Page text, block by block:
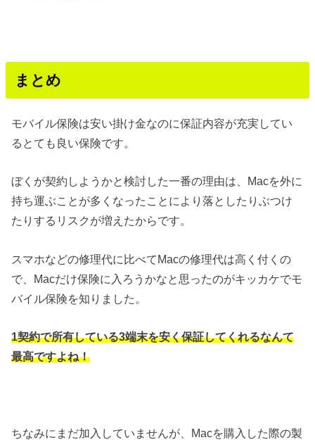
まとめ
モバイル保険は安い掛け金なのに保証内容が充実してい
るとても良い保険です。
ぼくが契約しようかと検討した一番の理由は、Macを外に
持ち運ぶことが多くなったことにより落としたりぶつけ
たりするリスクが増えたからです。
スマホなどの修理代に比べてMacの修理代は高く付くの
で、Macだけ保険に入ろうかなと思ったのがキッカケでモ
バイル保険を知りました。
1契約で所有している3端末を安く保証してくれるなんて
最高ですよね！
ちなみにまだ加入していませんが、Macを購入した際の製